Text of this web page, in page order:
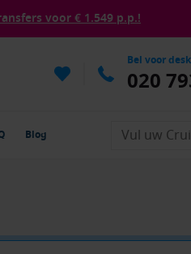
voor € 1.549 p.p.!
Bel voor
020
Blog